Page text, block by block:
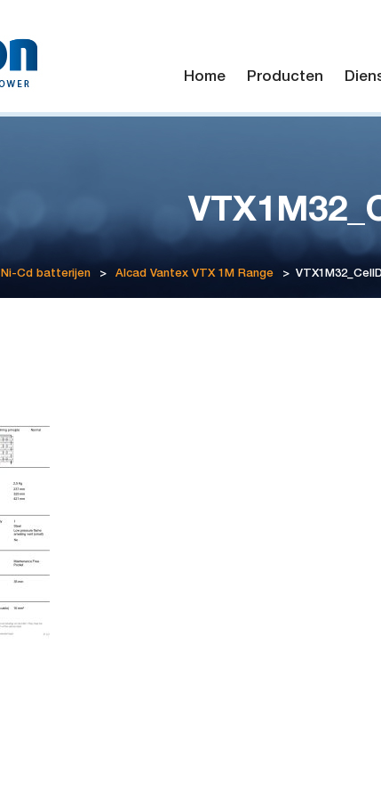
Home Producten
Ni-Cd batterijen > Alcad Vantex VTX 1M Range >